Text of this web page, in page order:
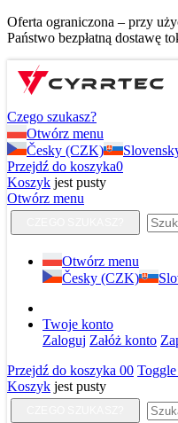
Oferta ograniczona – przy
Państwo bezpłatną dostawę
Czego szukasz?
Otwórz menu
Česky (CZK)
Przejdź do koszyka0
Koszyk jest pusty
Otwórz menu
Otwórz menu
Česky (CZK)
Twoje konto
Zaloguj Załóż konto
Przejdź do koszyka 00
Koszyk jest pusty